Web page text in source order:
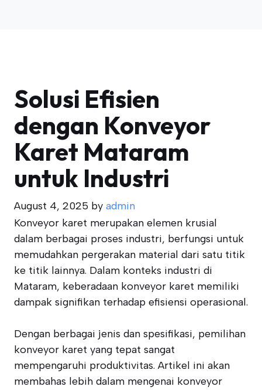
Solusi Efisien
dengan Konveyor
Karet Mataram
untuk Industri
August 4, 2025 by admin
Konveyor karet merupakan elemen krusial
dalam berbagai proses industri, berfungsi untuk
memudahkan pergerakan material dari satu titik
ke titik lainnya. Dalam konteks industri di
Mataram, keberadaan konveyor karet memiliki
dampak signifikan terhadap efisiensi operasional.
Dengan berbagai jenis dan spesifikasi, pemilihan
konveyor karet yang tepat sangat
mempengaruhi produktivitas. Artikel ini akan
membahas lebih dalam mengenai konveyor